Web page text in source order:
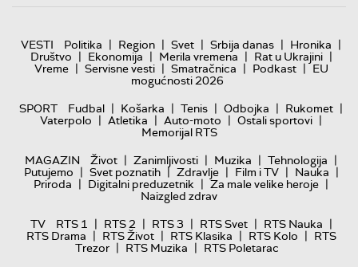
VESTI Politika | Region | Svet | Srbija danas | Hronika |
Društvo | Ekonomija | Merila vremena | Rat u Ukrajini |
Vreme | Servisne vesti | Smatračnica | Podkast | EU
mogućnosti 2026
SPORT
Fudbal | Košarka | Tenis | Odbojka | Rukomet |
Vaterpolo | Atletika | Auto-moto | Ostali sportovi |
Memorijal RTS
MAGAZIN
Život | Zanimljivosti | Muzika | Tehnologija |
Putujemo | Svet poznatih | Zdravlje | Film i TV | Nauka |
Priroda | Digitalni preduzetnik | Za male velike heroje |
Naizgled zdrav
TV
RTS 1 | RTS 2 | RTS 3 | RTS Svet | RTS Nauka |
RTS Drama | RTS Život | RTS Klasika | RTS Kolo | RTS
Trezor | RTS Muzika | RTS Poletarac